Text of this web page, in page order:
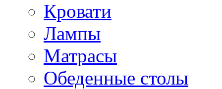
Кровати
Лампы
Матрасы
Обеденные столы